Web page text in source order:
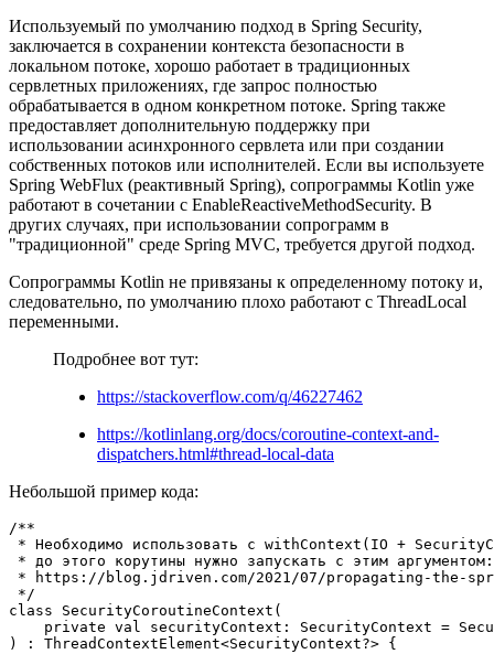
Используемый по умолчанию подход в Spring Security,
заключается в сохранении контекста безопасности в
локальном потоке, хорошо работает в традиционных
сервлетных приложениях, где запрос полностью
обрабатывается в одном конкретном потоке. Spring также
предоставляет дополнительную поддержку при
использовании асинхронного сервлета или при создании
собственных потоков или исполнителей. Если вы используете
Spring WebFlux (реактивный Spring), сопрограммы Kotlin уже
работают в сочетании с EnableReactiveMethodSecurity. В
других случаях, при использовании сопрограмм в
"традиционной" среде Spring MVC, требуется другой подход.
Сопрограммы Kotlin не привязаны к определенному потоку и,
следовательно, по умолчанию плохо работают с ThreadLocal
переменными.
Подробнее вот тут:
https://stackoverflow.com/q/46227462
https://kotlinlang.org/docs/coroutine-context-and-
dispatchers.html#thread-local-data
Небольшой пример кода:
/**
* Необходимо использовать с withContext(IO +
* до этого корутины нужно запускать с этим
* https://blog.jdriven.com/2021/07/propagating-the-
*/
class SecurityCoroutineContext(
private val securityContext: SecurityContext =
) : ThreadContextElement<SecurityContext?> {